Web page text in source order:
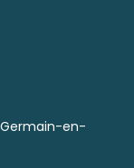
Germain-en-